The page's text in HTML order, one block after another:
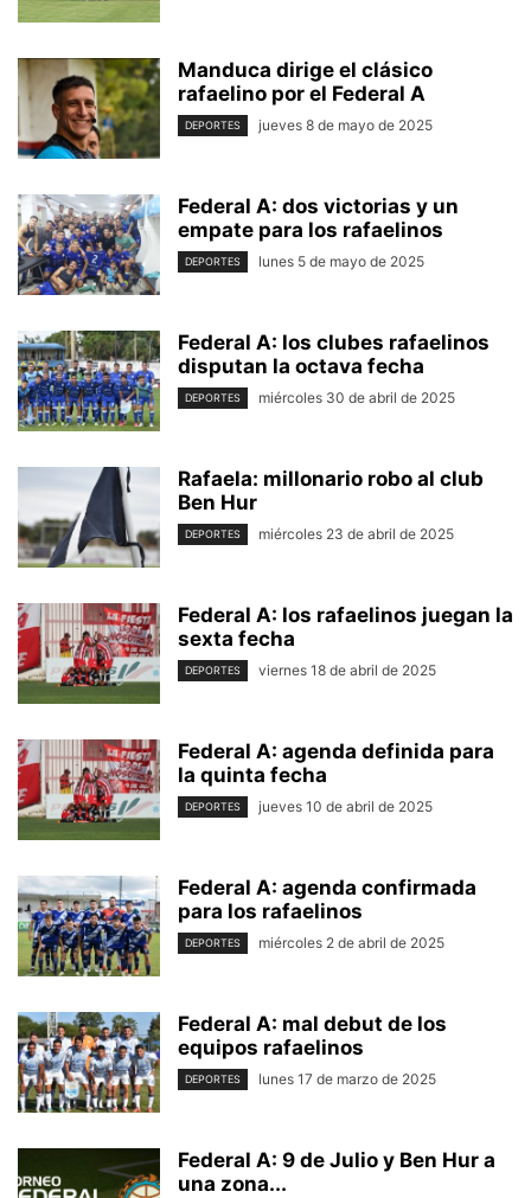
Manduca dirige el clásico
rafaelino por el Federal A
DEPORTES jueves 8 de mayo de 2025
Federal A: dos victorias y un
empate para los rafaelinos
DEPORTES lunes 5 de mayo de 2025
Federal A: los clubes rafaelinos
disputan la octava fecha
DEPORTES miércoles 30 de abril de 2025
Rafaela: millonario robo al club
Ben Hur
DEPORTES miércoles 23 de abril de 2025
Federal A: los rafaelinos juegan la
sexta fecha
DEPORTES viernes 18 de abril de 2025
Federal A: agenda definida para
la quinta fecha
DEPORTES jueves 10 de abril de 2025
Federal A: agenda confirmada
para los rafaelinos
DEPORTES miércoles 2 de abril de 2025
Federal A: mal debut de los
equipos rafaelinos
DEPORTES lunes 17 de marzo de 2025
Federal A: 9 de Julio y Ben Hur a
una zona...